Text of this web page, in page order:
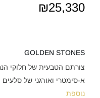
₪25,330
GOLDEN STONES
צורתם הטבעית של חלוקי
א-סימטרי ואורגני של
נוספת